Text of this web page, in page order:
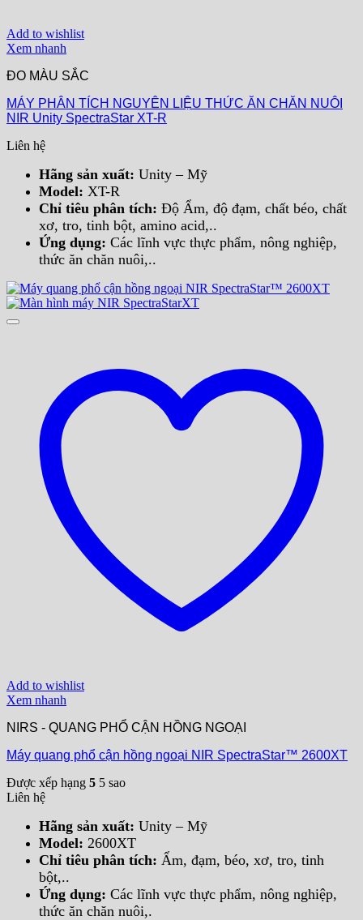
Add to wishlist
Xem nhanh
ĐO MÀU SẮC
MÁY PHÂN TÍCH NGUYÊN LIỆU THỨC ĂN CHĂN NUÔI
NIR Unity SpectraStar XT-R
Liên hệ
Hãng sản xuất: Unity – Mỹ
Model: XT-R
Chỉ tiêu phân tích: Độ Ẩm, độ đạm, chất béo, chất
xơ, tro, tinh bột, amino acid,..
Ứng dụng: Các lĩnh vực thực phẩm, nông nghiệp,
thức ăn chăn nuôi,..
Add to wishlist
Xem nhanh
NIRS - QUANG PHỔ CẬN HỒNG NGOẠI
Máy quang phổ cận hồng ngoại NIR SpectraStar™ 2600XT
Được xếp hạng 5 5 sao
Liên hệ
Hãng sản xuất: Unity – Mỹ
Model: 2600XT
Chỉ tiêu phân tích: Ẩm, đạm, béo, xơ, tro, tinh
bột,..
Ứng dụng: Các lĩnh vực thực phẩm, nông nghiệp,
thức ăn chăn nuôi,.